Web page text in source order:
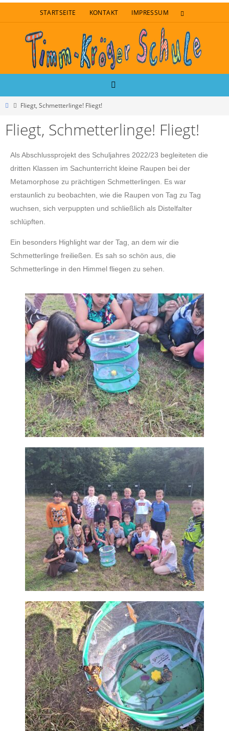
STARTSEITE KONTAKT IMPRESSUM
Fliegt, Schmetterlinge! Fliegt!
Fliegt, Schmetterlinge! Fliegt!
Als Abschlussprojekt des Schuljahres 2022/23 begleiteten die
dritten Klassen im Sachunterricht kleine Raupen bei der
Metamorphose zu prächtigen Schmetterlingen. Es war
erstaunlich zu beobachten, wie die Raupen von Tag zu Tag
wuchsen, sich verpuppten und schließlich als Distelfalter
schlüpften.
Ein besonders Highlight war der Tag, an dem wir die
Schmetterlinge freiließen. Es sah so schön aus, die
Schmetterlinge in den Himmel fliegen zu sehen.